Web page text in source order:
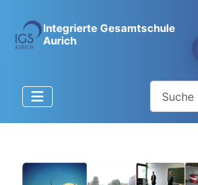
Integrierte Gesamtschule
Aurich